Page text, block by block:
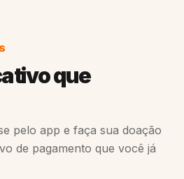
que
pelo app e faça sua doação
de pagamento que você já